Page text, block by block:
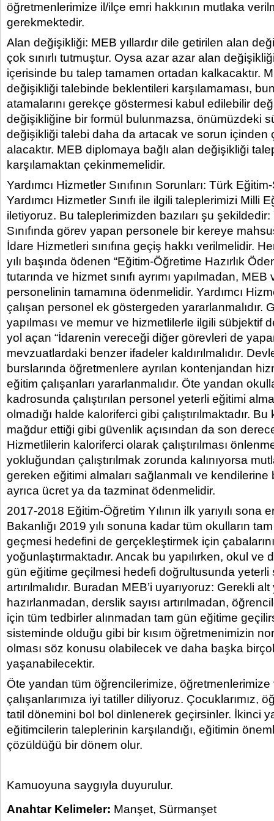
öğretmenlerimize il/ilçe emri hakkının mutlaka
gerekmektedir.
Alan değişikliği: MEB yıllardır dile getirilen alan
çok sınırlı tutmuştur. Oysa azar azar alan
içerisinde bu talep tamamen ortadan kalkacaktır.
değişikliği talebinde beklentileri karşılamaması,
atamalarını gerekçe göstermesi kabul edilebilir
değişikliğine bir formül bulunmazsa, önümüzdeki
değişikliği talebi daha da artacak ve sorun içinden
alacaktır. MEB diplomaya bağlı alan değişikliği
karşılamaktan çekinmemelidir.
Yardımcı Hizmetler Sınıfının Sorunları: Türk
Yardımcı Hizmetler Sınıfı ile ilgili taleplerimizi Milli
iletiyoruz. Bu taleplerimizden bazıları şu şekildedir:
Sınıfında görev yapan personele bir kereye
İdare Hizmetleri sınıfına geçiş hakkı verilmelidir.
yılı başında ödenen “Eğitim-Öğretime Hazırlık
tutarında ve hizmet sınıfı ayrımı yapılmadan,
personelinin tamamına ödenmelidir. Yardımcı
çalışan personel ek göstergeden yararlanmalıdır.
yapılması ve memur ve hizmetlilerle ilgili sübjektif
yol açan “İdarenin vereceği diğer görevleri de
mevzuatlardaki benzer ifadeler kaldırılmalıdır.
burslarında öğretmenlere ayrılan kontenjandan
eğitim çalışanları yararlanmalıdır. Öte yandan
kadrosunda çalıştırılan personel yeterli eğitimi
olmadığı halde kaloriferci gibi çalıştırılmaktadır. Bu
mağdur ettiği gibi güvenlik açısından da son
Hizmetlilerin kaloriferci olarak çalıştırılması
yokluğundan çalıştırılmak zorunda kalınıyorsa
gereken eğitimi almaları sağlanmalı ve kendilerine
ayrıca ücret ya da tazminat ödenmelidir.
2017-2018 Eğitim-Öğretim Yılının ilk yarıyılı sona
Bakanlığı 2019 yılı sonuna kadar tüm okulların
geçmesi hedefini de gerçekleştirmek için çabalarını
yoğunlaştırmaktadır. Ancak bu yapılırken, okul ve
gün eğitime geçilmesi hedefi doğrultusunda yeterli
artırılmalıdır. Buradan MEB’i uyarıyoruz: Gerekli alt
hazırlanmadan, derslik sayısı artırılmadan,
için tüm tedbirler alınmadan tam gün eğitime
sisteminde olduğu gibi bir kısım öğretmenimizin
olması söz konusu olabilecek ve daha başka
yaşanabilecektir.
Öte yandan tüm öğrencilerimize, öğretmenlerimize
çalışanlarımıza iyi tatiller diliyoruz. Çocuklarımız,
tatil dönemini bol bol dinlenerek geçirsinler. İkinci
eğitimcilerin taleplerinin karşılandığı, eğitimin
çözüldüğü bir dönem olur.
Kamuoyuna saygıyla duyurulur.
Anahtar Kelimeler: Manşet, Sürmanşet